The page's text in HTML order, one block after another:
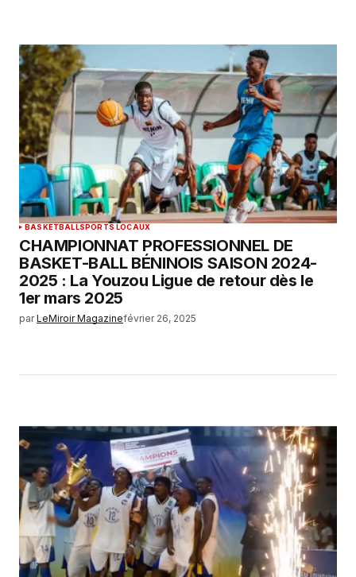
BASKETBALLSPORTS LOCAUX
CHAMPIONNAT PROFESSIONNEL DE
BASKET-BALL BÉNINOIS SAISON 2024-
2025 : La Youzou Ligue de retour dès le
1er mars 2025
par LeMiroir Magazinefévrier 26, 2025